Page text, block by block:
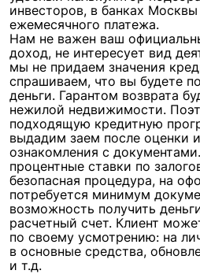
инвесторов, в банках
ежемесячного платежа.
Нам не важен ваш
доход, не интересует вид
мы не придаем значения
спрашиваем, что вы будете
деньги. Гарантом возврата
нежилой недвижимости.
подходящую кредитную
выдадим заем после оценки
ознакомления с
процентные ставки по
безопасная процедура, на
потребуется минимум
возможность получить
расчетный счет. Клиент
по своему усмотрению: на
в основные средства,
и т.д.